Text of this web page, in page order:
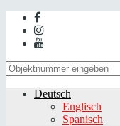
Deutsch
Englisch
Spanisch